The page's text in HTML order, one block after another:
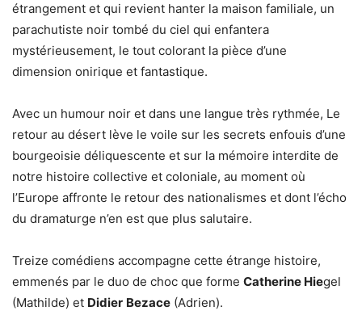
étrangement et qui revient hanter la maison familiale, un
parachutiste noir tombé du ciel qui enfantera
mystérieusement, le tout colorant la pièce d’une
dimension onirique et fantastique.
Avec un humour noir et dans une langue très rythmée, Le
retour au désert lève le voile sur les secrets enfouis d’une
bourgeoisie déliquescente et sur la mémoire interdite de
notre histoire collective et coloniale, au moment où
l’Europe affronte le retour des nationalismes et dont l’écho
du dramaturge n’en est que plus salutaire.
Treize comédiens accompagne cette étrange histoire,
emmenés par le duo de choc que forme Catherine Hiegel
(Mathilde) et Didier Bezace (Adrien).